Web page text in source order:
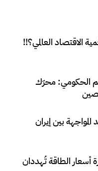
الاقتصاد العالمي؟!!
الحكومي: محرّك
بين إيران
أسعار الطاقة تُهددان